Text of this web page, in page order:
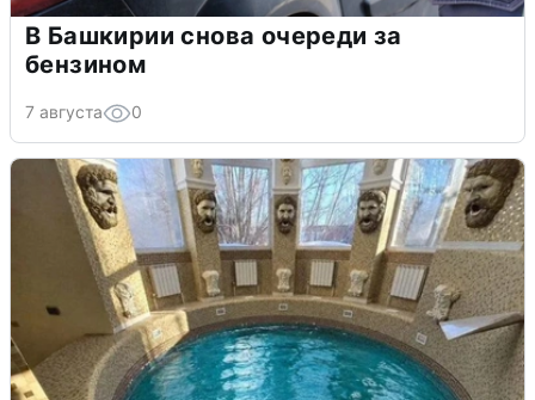
В Башкирии снова очереди за
бензином
7 августа 0